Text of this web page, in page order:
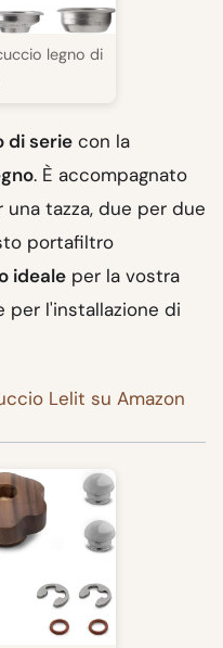
legno di
di serie con la
. È accompagnato
una tazza, due per due
portafiltro
ideale per la vostra
per l'installazione di
Lelit su Amazon